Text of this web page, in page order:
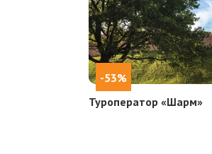
-53%
Туроператор «Шарм»